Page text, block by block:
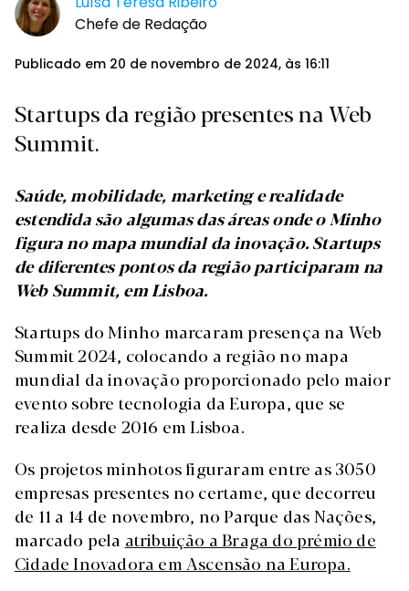
Chefe de Redação
Publicado em 20 de novembro de 2024, às 16:11
Startups da região presentes na Web
Summit.
Saúde, mobilidade, marketing e realidade
estendida são algumas das áreas onde o Minho
figura no mapa mundial da inovação. Startups
de diferentes pontos da região participaram na
Web Summit, em Lisboa.
Startups do Minho marcaram presença na Web
Summit 2024, colocando a região no mapa
mundial da inovação proporcionado pelo maior
evento sobre tecnologia da Europa, que se
realiza desde 2016 em Lisboa.
Os projetos minhotos figuraram entre as 3050
empresas presentes no certame, que decorreu
de 11 a 14 de novembro, no Parque das Nações,
marcado pela atribuição a Braga do prémio de
Cidade Inovadora em Ascensão na Europa.